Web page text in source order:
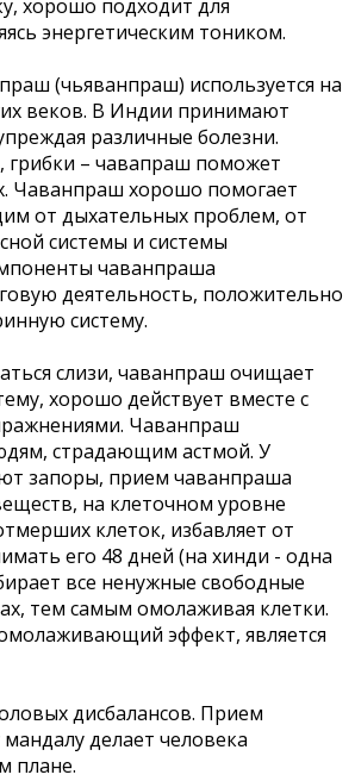
хорошо подходит для
энергетическим тоником.
(чьяванпраш) используется на
веков. В Индии принимают
различные болезни.
грибки – чавапраш поможет
Чаванпраш хорошо помогает
от дыхательных проблем, от
системы и системы
чаванпраша
деятельность, положительно
систему.
слизи, чаванпраш очищает
хорошо действует вместе с
Чаванпраш
страдающим астмой. У
запоры, прием чаванпраша
на клеточном уровне
клеток, избавляет от
его 48 дней (на хинди - одна
все ненужные свободные
тем самым омолаживая клетки.
эффект, является
дисбалансов. Прием
делает человека
плане.